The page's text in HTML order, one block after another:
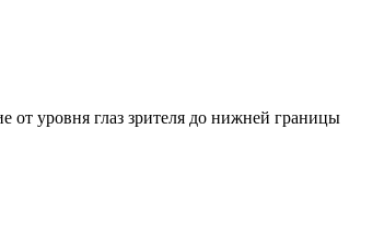
от уровня глаз зрителя до нижней границы